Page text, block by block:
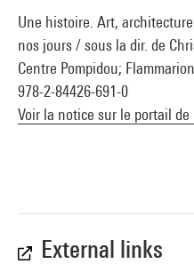
Une histoire. Art,
nos jours / sous la dir. de
Centre Pompidou;
978-2-84426-691-0
Voir la notice sur le portail
External links